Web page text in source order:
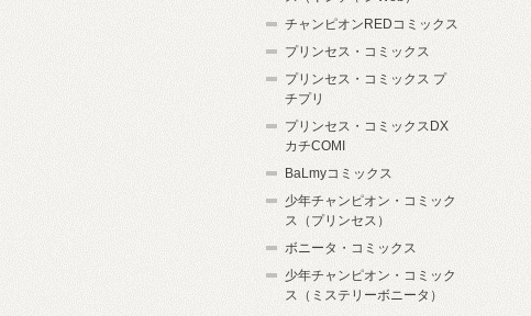
チャンピオンREDコミックス
プリンセス・コミックス
プリンセス・コミックス プ
チプリ
プリンセス・コミックスDX
カチCOMI
BaLmyコミックス
少年チャンピオン・コミック
ス（プリンセス）
ボニータ・コミックス
少年チャンピオン・コミック
ス（ミステリーボニータ）